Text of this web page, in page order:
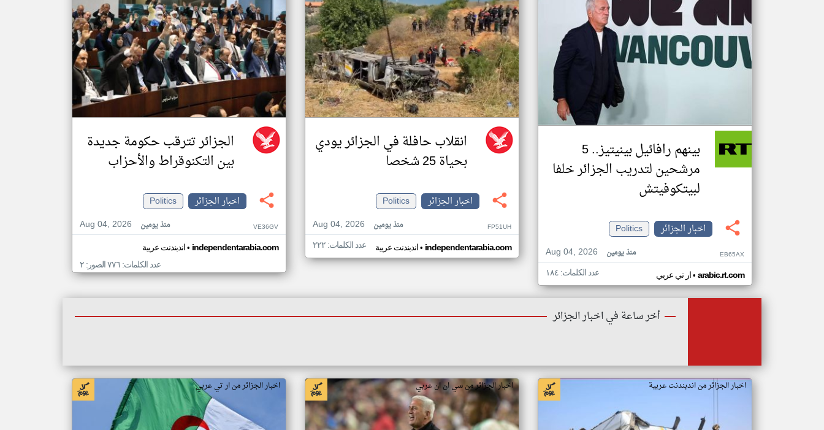
بينهم رافائيل بينيتيز.. 5
مرشحين لتدريب الجزائر خلفا
لبيتكوفيتش
اخبار الجزائر
Politics
Aug 04, 2026
منذ يومين EB65AX
ار تي عربي• arabic.rt.com عدد الكلمات: ١٨٤
انقلاب حافلة في الجزائر يودي
بحياة 25 شخصا
اخبار الجزائر
Politics
Aug 04, 2026
منذ يومين FP51UH
اندبندنت عربية• independentarabia.com عدد الكلمات: ٢٢٢
الجزائر تترقب حكومة جديدة
بين التكنوقراط والأحزاب
اخبار الجزائر
Politics
Aug 04, 2026
منذ يومين VE36GV
اندبندنت عربية• independentarabia.com
عدد الكلمات: ٧٧٦ الصور: ٢
أخر ساعة في اخبار الجزائر
اخبار الجزائر من اندبندنت عربية اخبار الجزائر من سي ان ان عربي اخبار الجزائر من ار تي عربي